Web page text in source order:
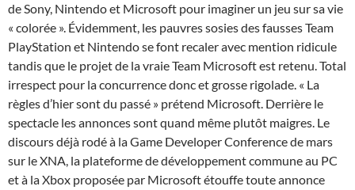
de Sony, Nintendo et Microsoft pour imaginer un jeu sur sa vie
« colorée ». Évidemment, les pauvres sosies des fausses Team
PlayStation et Nintendo se font recaler avec mention ridicule
tandis que le projet de la vraie Team Microsoft est retenu. Total
irrespect pour la concurrence donc et grosse rigolade. « La
règles d’hier sont du passé » prétend Microsoft. Derrière le
spectacle les annonces sont quand même plutôt maigres. Le
discours déjà rodé à la Game Developer Conference de mars
sur le XNA, la plateforme de développement commune au PC
et à la Xbox proposée par Microsoft étouffe toute annonce